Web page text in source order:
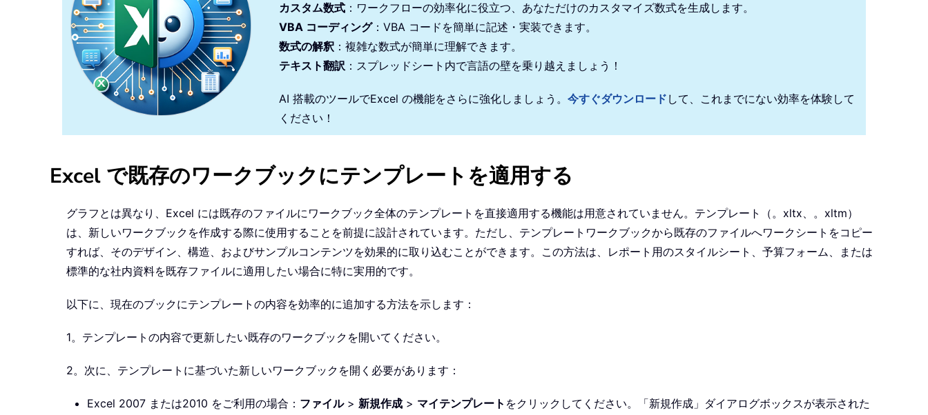
カスタム数式 ：ワークフローの効率化に役立つ、あなただけのカスタマイズ数式を生成します。
VBA コーディング：VBA コードを簡単に記述・実装できます。
数式の解釈 ：複雑な数式が簡単に理解できます。
テキスト翻訳 ：スプレッドシート内で言語の壁を乗り越えましょう！
AI 搭載のツールでExcel の機能をさらに強化しましょう。 今すぐダウンロード して、これまでにない効率を体験して
ください！
Excel で既存のワークブックにテンプレートを適用する
グラフとは異なり、Excel には既存のファイルにワークブック全体のテンプレートを直接適用する機能は用意されていません。テンプレート（。xltx、。xltm）
は、新しいワークブックを作成する際に使用することを前提に設計されています。ただし、テンプレートワークブックから既存のファイルへワークシートをコピー
すれば、そのデザイン、構造、およびサンプルコンテンツを効果的に取り込むことができます。この方法は、レポート用のスタイルシート、予算フォーム、または
標準的な社内資料を既存ファイルに適用したい場合に特に実用的です。
以下に、現在のブックにテンプレートの内容を効率的に追加する方法を示します：
1。テンプレートの内容で更新したい既存のワークブックを開いてください。
2。次に、テンプレートに基づいた新しいワークブックを開く必要があります：
Excel 2007 または2010 をご利用の場合： ファイル> 新規作成 > マイテンプレート をクリックしてください。「新規作成」ダイアログボックスが表示された